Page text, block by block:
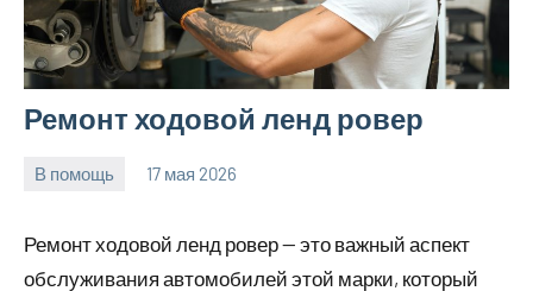
Ремонт ходовой ленд ровер
В помощь 17 мая 2026
Ремонт ходовой ленд ровер — это важный аспект
обслуживания автомобилей этой марки, который